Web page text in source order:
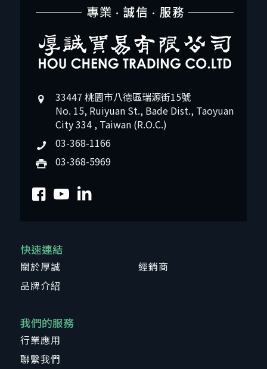
33447 桃園市八德區瑞源街15號
No. 15, Ruiyuan St., Bade Dist., Taoyuan
City 334 , Taiwan (R.O.C.)
03-368-1166
03-368-5969
快速連結
關於厚誠
品牌介紹
經銷商
我們的服務
行業應用
聯繫我們